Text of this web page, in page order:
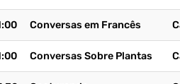
Conversas em Francês
Conversas Sobre Plantas